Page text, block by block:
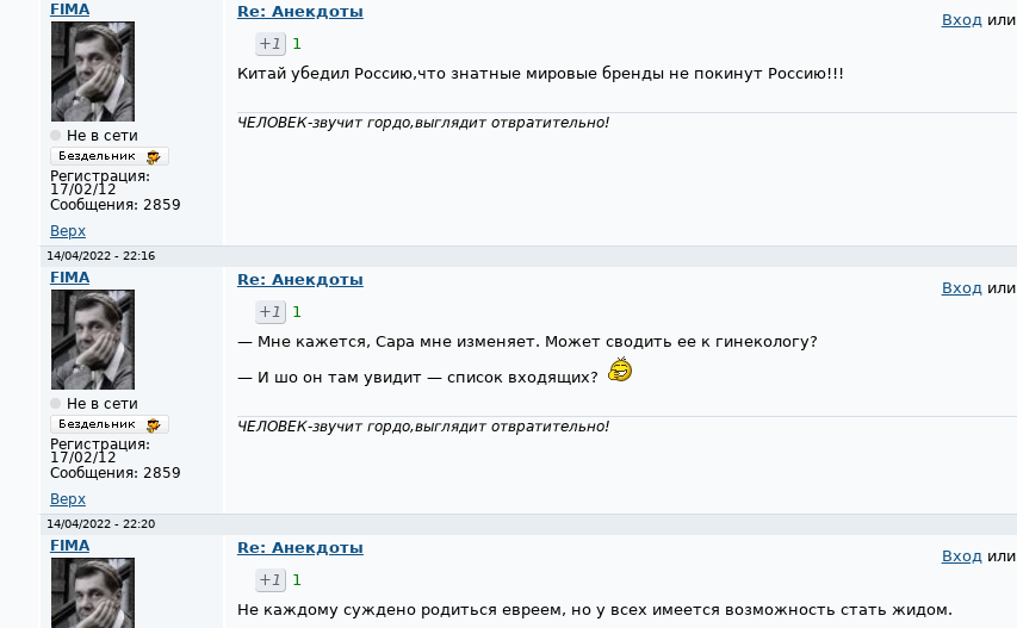
FIMA
Не в сети
Регистрация:
17/02/12
Сообщения: 2859
Верх
Входили
Re: Анекдоты
+1
1
Китай убедил Россию,что знатные мировые бренды не покинут Россию!!!
ЧЕЛОВЕК-звучит гордо,выглядит отвратительно!
14/04/2022 - 22:16
FIMA
Не в сети
Регистрация:
17/02/12
Сообщения: 2859
Верх
Вход или
Re: Анекдоты
+1
1
— Мне кажется, Сара мне изменяет. Может сводить ее к гинекологу?
— И шо он там увидит — список входящих?
ЧЕЛОВЕК-звучит гордо,выглядит отвратительно!
14/04/2022 - 22:20
FIMA
Вход или
Re: Анекдоты
+1
1
Не каждому суждено родиться евреем, но у всех имеется возможность стать жидом.